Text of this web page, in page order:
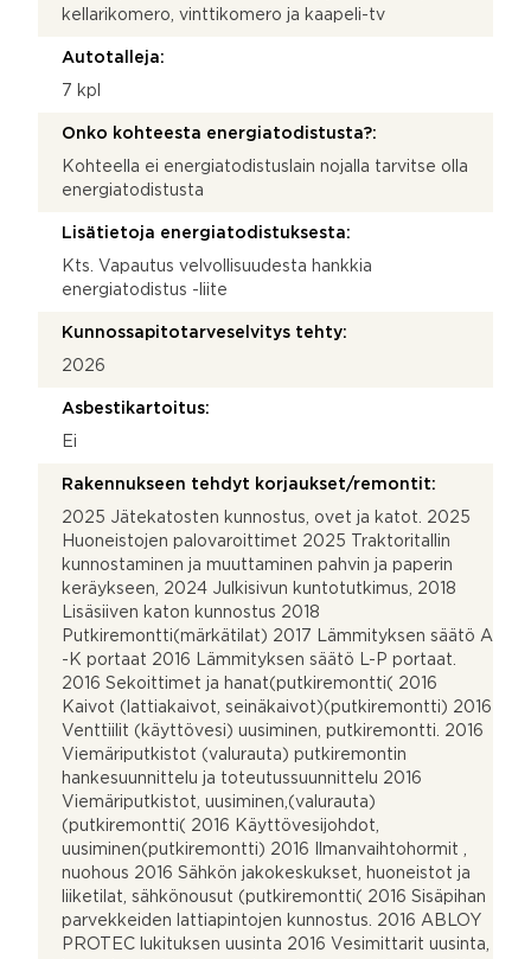
kellarikomero, vinttikomero ja kaapeli-tv
Autotalleja:
7 kpl
Onko kohteesta energiatodistusta?:
Kohteella ei energiatodistuslain nojalla tarvitse olla
energiatodistusta
Lisätietoja energiatodistuksesta:
Kts. Vapautus velvollisuudesta hankkia
energiatodistus -liite
Kunnossapitotarveselvitys tehty:
2026
Asbestikartoitus:
Ei
Rakennukseen tehdyt korjaukset/remontit:
2025 Jätekatosten kunnostus, ovet ja katot. 2025
Huoneistojen palovaroittimet 2025 Traktoritallin
kunnostaminen ja muuttaminen pahvin ja paperin
keräykseen, 2024 Julkisivun kuntotutkimus, 2018
Lisäsiiven katon kunnostus 2018
Putkiremontti(märkätilat) 2017 Lämmityksen säätö A
-K portaat 2016 Lämmityksen säätö L-P portaat.
2016 Sekoittimet ja hanat(putkiremontti( 2016
Kaivot (lattiakaivot, seinäkaivot)(putkiremontti) 2016
Venttiilit (käyttövesi) uusiminen, putkiremontti. 2016
Viemäriputkistot (valurauta) putkiremontin
hankesuunnittelu ja toteutussuunnittelu 2016
Viemäriputkistot, uusiminen,(valurauta)
(putkiremontti( 2016 Käyttövesijohdot,
uusiminen(putkiremontti) 2016 Ilmanvaihtohormit ,
nuohous 2016 Sähkön jakokeskukset, huoneistot ja
liiketilat, sähkönousut (putkiremontti( 2016 Sisäpihan
parvekkeiden lattiapintojen kunnostus. 2016 ABLOY
PROTEC lukituksen uusinta 2016 Vesimittarit uusinta,